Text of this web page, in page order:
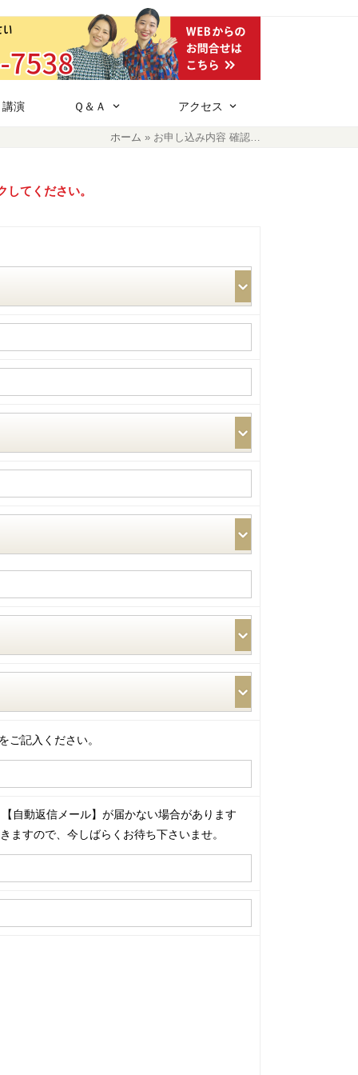
講演 Ｑ＆Ａ アクセス
ホーム » お申し込み内容 確認…
てください。
ご記入ください。
自動返信メール】が届かない場合があります
ますので、今しばらくお待ち下さいませ。